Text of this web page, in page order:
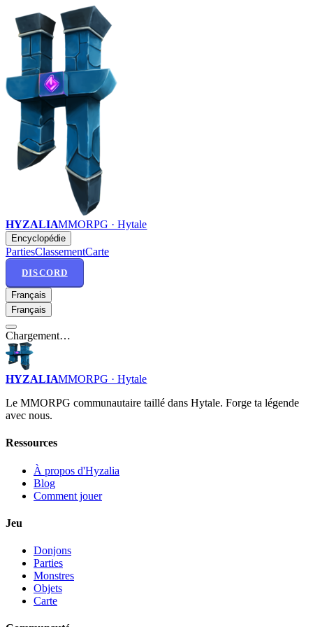
HYZALIAMMORPG · Hytale
Encyclopédie
PartiesClassementCarte
DISCORD
Français
Français
Chargement…
HYZALIAMMORPG · Hytale
Le MMORPG communautaire taillé dans Hytale. Forge ta légende
avec nous.
Ressources
À propos d'Hyzalia
Blog
Comment jouer
Jeu
Donjons
Parties
Monstres
Objets
Carte